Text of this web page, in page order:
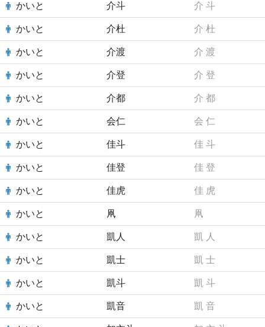
かいと 介斗 介 斗
かいと 介杜 介 杜
かいと 介渡 介 渡
かいと 介登 介 登
かいと 介都 介 都
かいと 会仁 会 仁
かいと 佳斗 佳 斗
かいと 佳登 佳 登
かいと 佳虎 佳 虎
かいと 凧 凧
かいと 凱人 凱 人
かいと 凱士 凱 士
かいと 凱斗 凱 斗
かいと 凱音 凱 音